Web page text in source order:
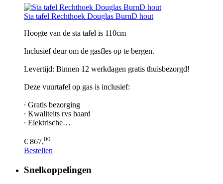
Sta tafel Rechthoek Douglas BurnD hout
Hoogte van de sta tafel is 110cm
Inclusief deur om de gasfles op te bergen.
Levertijd: Binnen 12 werkdagen gratis thuisbezorgd!
Deze vuurtafel op gas is inclusief:
∙ Gratis bezorging
∙ Kwaliteits rvs haard
∙ Elektrische…
€ 867,00
Bestellen
Snelkoppelingen